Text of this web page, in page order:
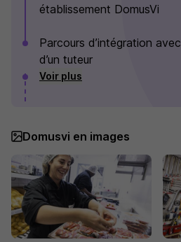
établissement DomusVi
Parcours d’intégration
d’un tuteur
Voir plus
Domusvi en images